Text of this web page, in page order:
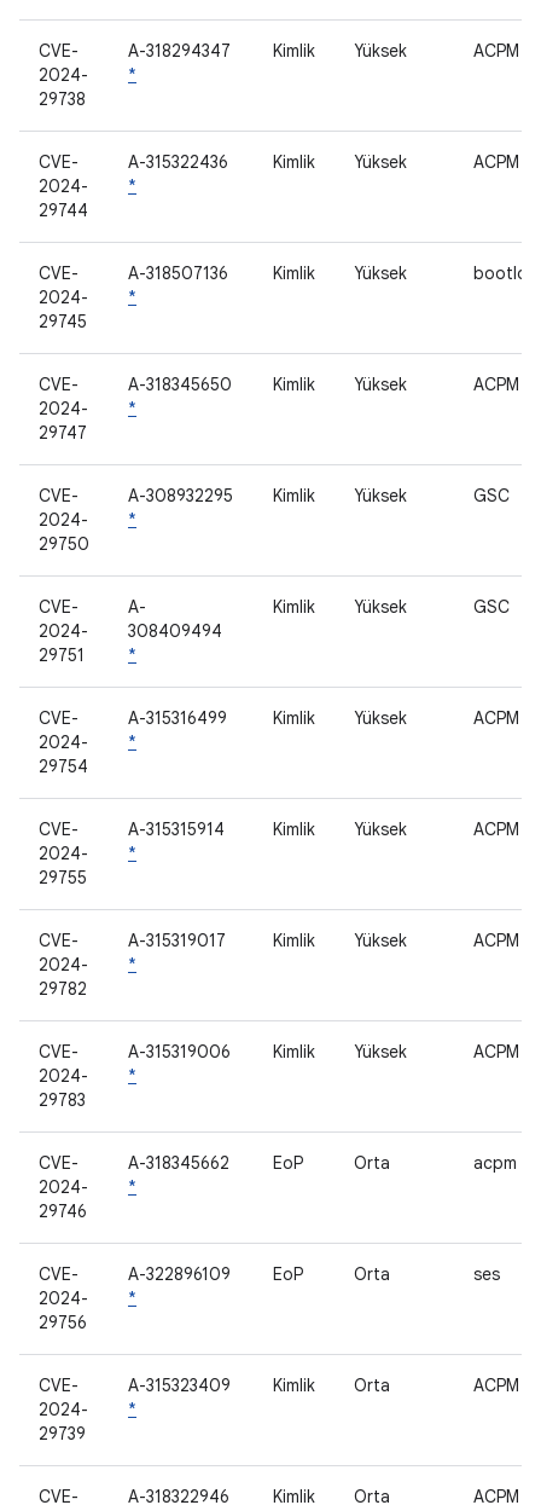
CVE-
2024-
29738
A-318294347
*
Kimlik Yüksek ACPM
CVE-
2024-
29744
A-315322436
*
Kimlik Yüksek ACPM
CVE-
2024-
29745
A-318507136
*
Kimlik Yüksek
CVE-
2024-
29747
A-318345650
*
Kimlik Yüksek ACPM
CVE-
2024-
29750
A-308932295
*
Kimlik Yüksek GSC
CVE-
2024-
29751
A-
308409494
*
Kimlik Yüksek GSC
CVE-
2024-
29754
A-315316499
*
Kimlik Yüksek ACPM
CVE-
2024-
29755
A-315315914
*
Kimlik Yüksek ACPM
CVE-
2024-
29782
A-315319017
*
Kimlik Yüksek ACPM
CVE-
2024-
29783
A-315319006
*
Kimlik Yüksek ACPM
CVE-
2024-
29746
A-318345662
*
EoP Orta acpm
CVE-
2024-
29756
A-322896109
*
EoP Orta ses
CVE-
2024-
29739
A-315323409
*
Kimlik Orta ACPM
CVE-
A-318322946
Kimlik Orta ACPM